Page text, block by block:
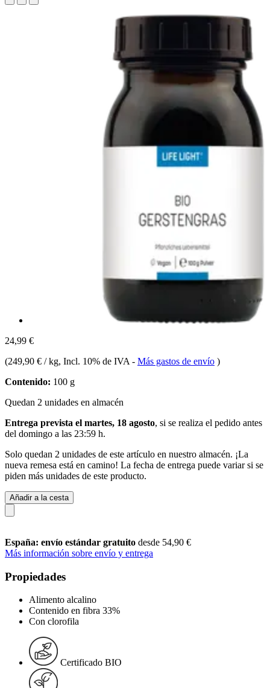
24,99 €
(249,90 € / kg, Incl. 10% de IVA - Más gastos de envío )
Contenido: 100 g
Quedan 2 unidades en almacén
Entrega prevista el martes, 18 agosto, si se realiza el pedido antes
del domingo a las 23:59 h.
Solo quedan 2 unidades de este artículo en nuestro almacén. ¡La
nueva remesa está en camino! La fecha de entrega puede variar si se
piden más unidades de este producto.
Añadir a la cesta
España: envío estándar gratuito desde 54,90 €
Más información sobre envío y entrega
Propiedades
Alimento alcalino
Contenido en fibra 33%
Con clorofila
Certificado BIO